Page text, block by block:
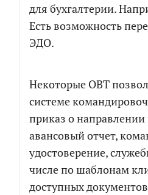
для бухгалтерии.
Есть возможность
ЭДО.
Некоторые OBT
системе
приказ о
авансовый отчет,
удостоверение,
числе по шаблонам
доступных